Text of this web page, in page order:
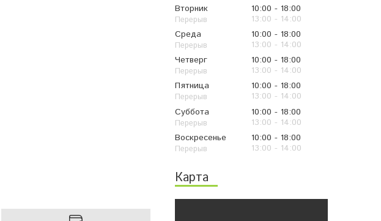
Вторник
10:00
18:00
13:00
14:00
Среда
10:00
18:00
13:00
14:00
Четверг
10:00
18:00
13:00
14:00
Пятница
10:00
18:00
13:00
14:00
Суббота
10:00
18:00
13:00
14:00
Воскресенье
10:00
18:00
13:00
14:00
Карта